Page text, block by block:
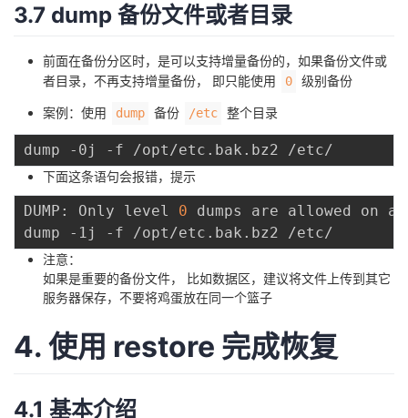
3.7 dump 备份文件或者目录
前面在备份分区时，是可以支持增量备份的，如果备份文件或
者目录，不再支持增量备份， 即只能使用
0 级别备份
案例：使用 dump 备份 /etc 整个目录
下面这条语句会报错，提示
DUMP: Only level 0 dumps are allowed on
注意：
如果是重要的备份文件， 比如数据区，建议将文件上传到其它
服务器保存，不要将鸡蛋放在同一个篮子
4. 使用 restore 完成恢复
4.1 基本介绍